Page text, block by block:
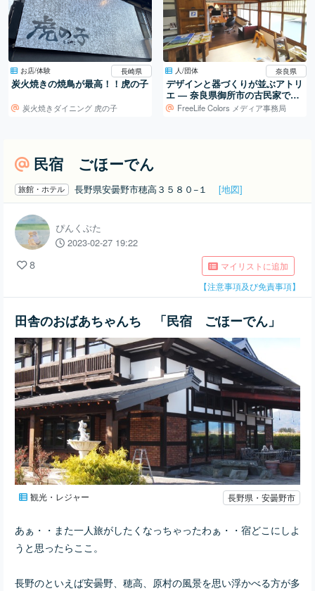
お店/体験 長崎県
炭火焼きの焼鳥が最高！！虎の子
炭火焼きダイニング 虎の子
人/団体 奈良県
デザインと器づくりが並ぶアトリ
エ ― 奈良県御所市の古民家での
活動FreeLife Colors メディア事務局
民宿 ごほーでん
旅館・ホテル 長野県安曇野市穂高３５８０−１ [地図]
ぴんくぶた
2023-02-27 19:22
8
マイリストに追加
【注意事項及び免責事項】
田舎のおばあちゃんち 「民宿 ごほーでん」
観光・レジャー 長野県・安曇野市
あぁ・・また一人旅がしたくなっちゃったわぁ・・宿どこにしよ
うと思ったらここ。
長野のといえば安曇野、穂高、原村の風景を思い浮かべる方が多